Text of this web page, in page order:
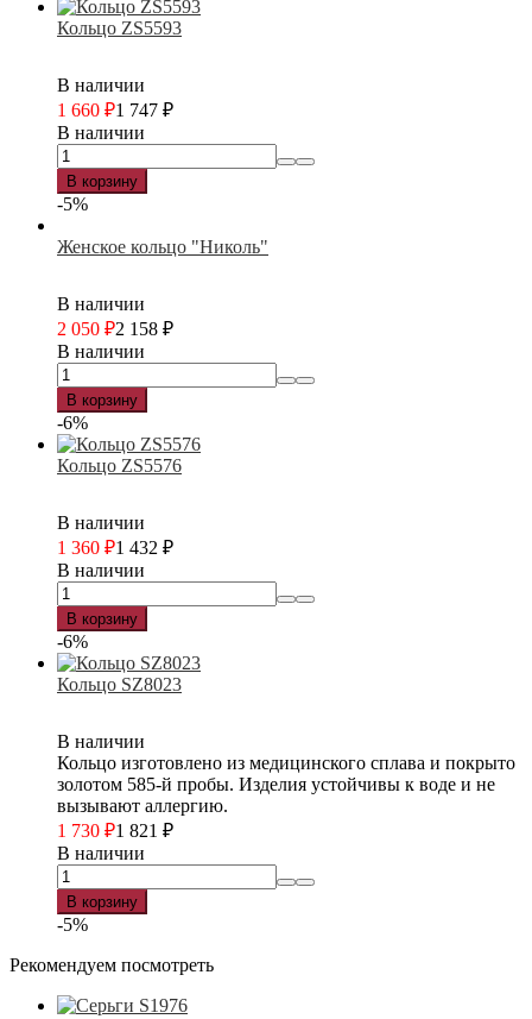
Кольцо ZS5593
В наличии
1 660 ₽1 747 ₽
В наличии
В корзину
-5%
Женское кольцо "Николь"
В наличии
2 050 ₽2 158 ₽
В наличии
В корзину
-6%
Кольцо ZS5576
В наличии
1 360 ₽1 432 ₽
В наличии
В корзину
-6%
Кольцо SZ8023
В наличии
Кольцо изготовлено из медицинского сплава и покрыто
золотом 585-й пробы. Изделия устойчивы к воде и не
вызывают аллергию.
1 730 ₽1 821 ₽
В наличии
В корзину
-5%
Рекомендуем посмотреть